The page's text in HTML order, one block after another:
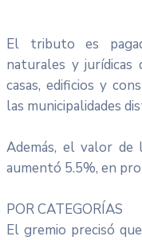
El tributo es
naturales y jurídicas
casas, edificios y
las municipalidades
Además, el valor de
aumentó 5.5%, en
POR CATEGORÍAS
El gremio precisó